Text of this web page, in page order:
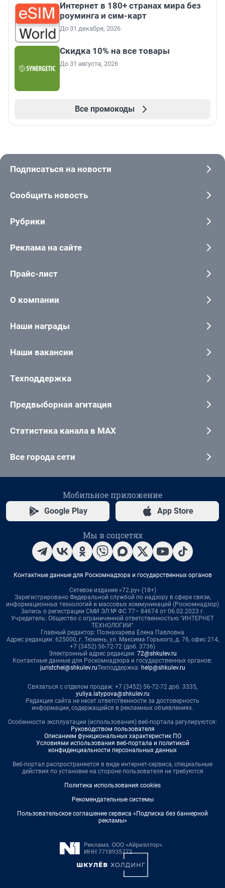
Интернет в 180+ странах мира без
роуминга и сим-карт
До 31 декабря, 2026
Скидка 10% на все товары
До 31 августа, 2026
Все промокоды
Подписаться на новости
Сообщить новость
Рубрики
Реклама на сайте
Прайс-лист
О компании
Наши награды
Наши вакансии
Техподдержка
Предвыборная агитация
Статистика канала в MAX
Все города сети
Мобильное приложение
Google Play App Store
Мы в соцсетях
Контактные данные для Роскомнадзора и государственных органов
Сетевое издание «72.ру» (18+)
Зарегистрировано Федеральной службой по надзору в сфере связи,
информационных технологий и массовых коммуникаций (Роскомнадзор)
Запись о регистрации СМИ ЭЛ № ФС 77– 84674 от 06.02.2023 г.
Учредитель: Общество с ограниченной ответственностью "ИНТЕРНЕТ
ТЕХНОЛОГИИ"
Главный редактор: Познахарева Елена Павловна
Адрес редакции: 625000, г. Тюмень, ул. Максима Горького, д. 76, офис 214,
+7 (3452) 56-72-72 (доб. 3736)
Электронный адрес редакции: 72@shkulev.ru
Контактные данные для Роскомнадзора и государственных органов:
juristchel@shkulev.ruТехподдержка: help@shkulev.ru
Связаться с отделом продаж: +7 (3452) 56-72-72 доб. 3335,
yuliya.latypova@shkulev.ru
Редакция сайта не несет ответственности за достоверность
информации, содержащейся в рекламных объявлениях.
Особенности эксплуатации (использования) веб-портала регулируются:
Руководством пользователя
Описанием функциональных характеристик ПО
Условиями использования веб-портала и политикой
конфиденциальности персональных данных
Веб-портал распространяется в виде интернет-сервиса, специальные
действия по установке на стороне пользователя не требуются
Политика использования cookies
Рекомендательные системы
Пользовательское соглашение сервиса «Подписка без баннерной
рекламы»